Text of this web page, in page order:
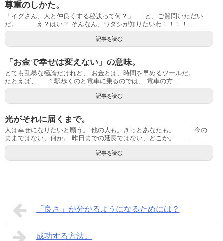
尊重のしかた。
「イグさん、人と仲良くする秘訣って何？」 と、ご質問いただい
だ。 え？はい？ そんなん、ワタシが知りたいわ！！！！ ...
記事を読む
「お金で幸せは変えない」の意味。
とても乱暴な極論だけれど、 お金とは、時間を早めるツールだ。
たとえば、 １駅歩くのと電車に乗るのでは、 電車の方...
記事を読む
光がそれに届くまで。
人は幸せになりたいと願う。 他の人も。きっとあなたも。 今の
ままではない、何か。 昨日までの延長ではない、どこか。 ...
記事を読む
「良さ」が分かるようになるためには？
成功する方法。